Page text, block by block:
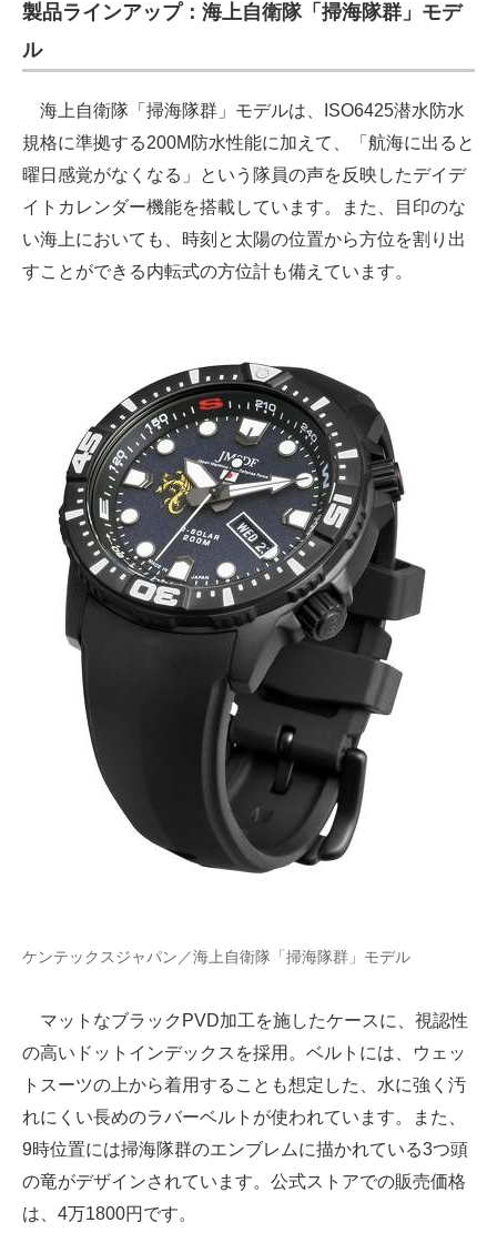
製品ラインアップ：海上自衛隊「掃海隊群」モデ
ル
海上自衛隊「掃海隊群」モデルは、ISO6425潜水防水
規格に準拠する200M防水性能に加えて、「航海に出ると
曜日感覚がなくなる」という隊員の声を反映したデイデ
イトカレンダー機能を搭載しています。また、目印のな
い海上においても、時刻と太陽の位置から方位を割り出
すことができる内転式の方位計も備えています。
ケンテックスジャパン／海上自衛隊「掃海隊群」モデル
マットなブラックPVD加工を施したケースに、視認性
の高いドットインデックスを採用。ベルトには、ウェッ
トスーツの上から着用することも想定した、水に強く汚
れにくい長めのラバーベルトが使われています。また、
9時位置には掃海隊群のエンブレムに描かれている3つ頭
の竜がデザインされています。公式ストアでの販売価格
は、4万1800円です。